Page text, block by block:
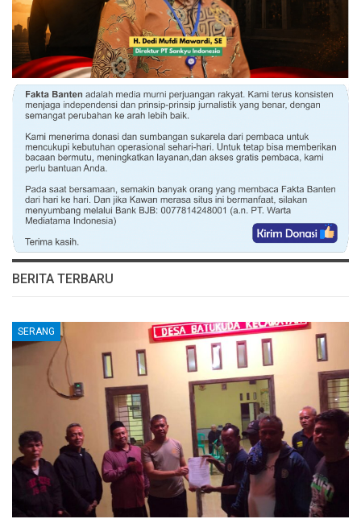
BERITA TERBARU
SERANG